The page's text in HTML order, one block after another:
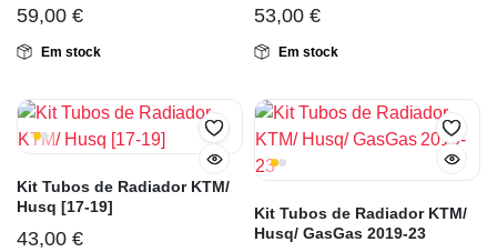
59,00 €
Em stock
53,00 €
Em stock
Kit Tubos de Radiador KTM/
Husq [17-19]
43,00 €
Kit Tubos de Radiador KTM/
Husq/ GasGas 2019-23